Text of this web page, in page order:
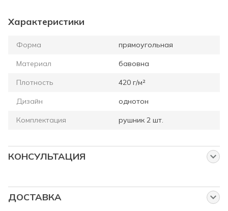
Характеристики
Форма прямоугольная
Материал бавовна
Плотность 420 г/м²
Дизайн однотон
Комплектация рушник 2 шт.
КОНСУЛЬТАЦИЯ
Наши менеджеры работают для Вас:
с понедельника по пятницу с 8:00 до 23:00
ДОСТАВКА